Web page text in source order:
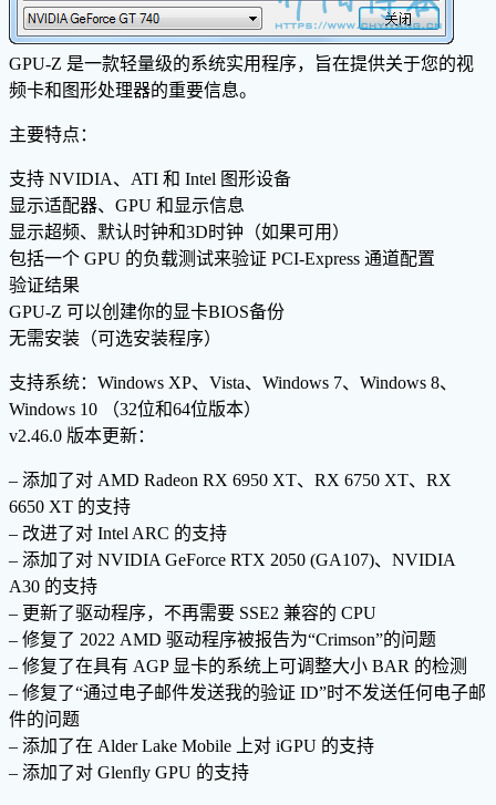
GPU-Z 是一款轻量级的系统实用程序，旨在提供关于您的视
频卡和图形处理器的重要信息。
主要特点：
支持 NVIDIA、ATI 和 Intel 图形设备
显示适配器、GPU 和显示信息
显示超频、默认时钟和3D时钟（如果可用）
包括一个 GPU 的负载测试来验证 PCI-Express 通道配置
验证结果
GPU-Z 可以创建你的显卡BIOS备份
无需安装（可选安装程序）
支持系统：Windows XP、Vista、Windows 7、Windows 8、
Windows 10 （32位和64位版本）
v2.46.0 版本更新：
– 添加了对 AMD Radeon RX 6950 XT、RX 6750 XT、RX
6650 XT 的支持
– 改进了对 Intel ARC 的支持
– 添加了对 NVIDIA GeForce RTX 2050 (GA107)、NVIDIA
A30 的支持
– 更新了驱动程序，不再需要 SSE2 兼容的 CPU
– 修复了 2022 AMD 驱动程序被报告为“Crimson”的问题
– 修复了在具有 AGP 显卡的系统上可调整大小 BAR 的检测
– 修复了“通过电子邮件发送我的验证 ID”时不发送任何电子邮
件的问题
– 添加了在 Alder Lake Mobile 上对 iGPU 的支持
– 添加了对 Glenfly GPU 的支持